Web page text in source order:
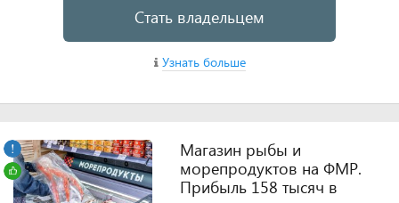
Стать владельцем
Узнать больше
Магазин рыбы и
морепродуктов на ФМР.
Прибыль 158 тысяч в